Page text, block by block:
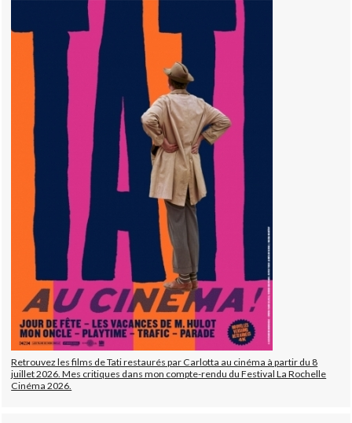
Retrouvez les films de Tati restaurés par Carlotta au cinéma à partir du 8
juillet 2026. Mes critiques dans mon compte-rendu du Festival La Rochelle
Cinéma 2026.